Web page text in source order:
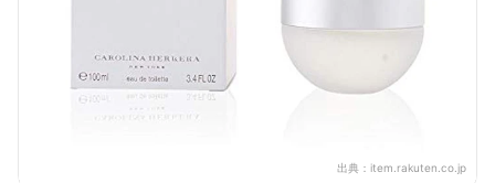
出典： item.rakuten.co.jp